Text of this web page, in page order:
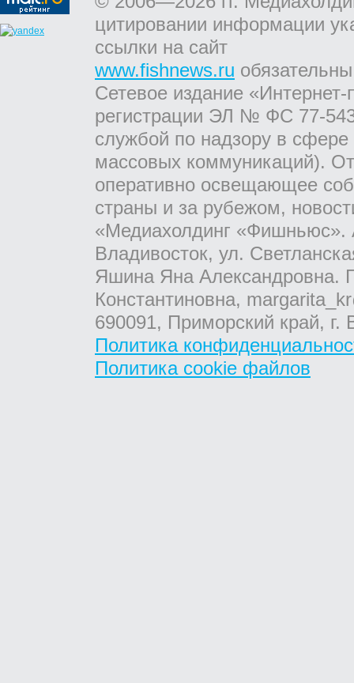
цитировании информации
ссылки на сайт
www.fishnews.ru
Сетевое издание
регистрации ЭЛ № ФС 77-
службой по надзору в
массовых коммуникаций).
оперативно освещающее
страны и за рубежом,
«Медиахолдинг «Фишньюс».
Владивосток, ул.
Яшина Яна Александровна.
Константиновна,
690091, Приморский край,
Политика
Политика cookie файлов